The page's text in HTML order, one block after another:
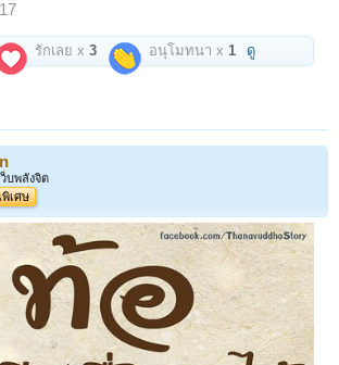
รักเลย x3 อนุโมทนา x1 ดู
บพลังจิต
เศษ